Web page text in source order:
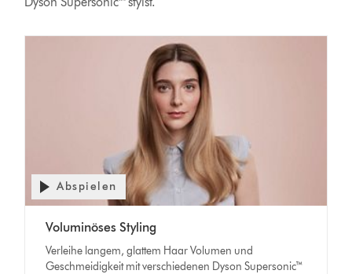
Abspielen
Voluminöses Styling
Verleihe langem, glattem Haar Volumen und
Geschmeidigkeit mit verschiedenen Dyson Supersonic™